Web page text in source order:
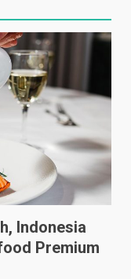
Indonesia
Premium